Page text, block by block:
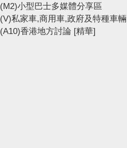
(M2)小型巴士多媒體分享區
(V)私家車,商用車,政府及特種車輛
(A10)香港地方討論 [精華]